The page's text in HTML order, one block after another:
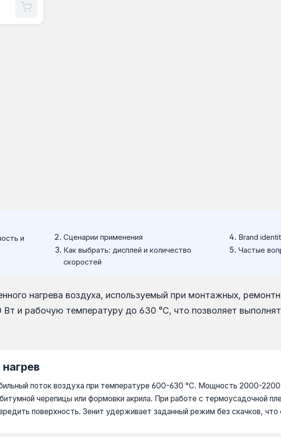
и
Сценарии применения
Как выбрать: дисплей и количество
скоростей
Brand
Частые
нагрева воздуха, используемый при монтажных,
и рабочую температуру до 630 °C, что позволяет
поток воздуха при температуре 600-630 °C. Мощность 2000-2200
черепицы или формовки акрила. При работе с термоусадочной
поверхность. Зенит удерживает заданный режим без скачков,